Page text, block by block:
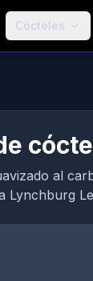
Cócteles
al
Lynchburg